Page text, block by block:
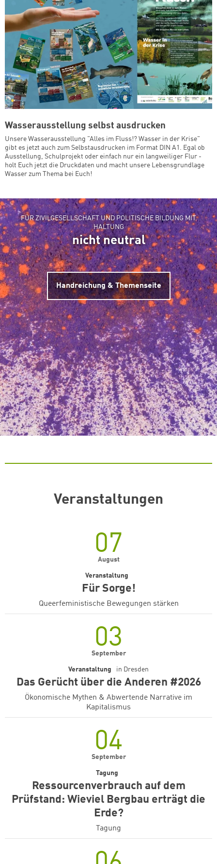
Wasserausstellung selbst ausdrucken
Unsere Wasserausstellung "Alles im Fluss!? Wasser in der Krise"
gibt es jetzt auch zum Selbstausdrucken im Format DIN A1. Egal ob
Ausstellung, Schulprojekt oder einfach nur ein langweiliger Flur -
holt Euch jetzt die Druckdaten und macht unsere Lebensgrundlage
Wasser zum Thema bei Euch!
FÜR ZIVILGESELLSCHAFT UND POLITISCHE BILDUNG MIT
HALTUNG
nicht neutral
Handreichung & Themenseite
Veranstaltungen
07
August
Für Sorge!
Veranstaltung
Queerfeministische Bewegungen stärken
03
September
Das Gerücht über die Anderen #2026
Veranstaltung in Dresden
Ökonomische Mythen & Abwertende Narrative im
Kapitalismus
04
September
Ressourcenverbrauch auf dem
Prüfstand: Wieviel Bergbau erträgt die
Erde?
Tagung
Tagung